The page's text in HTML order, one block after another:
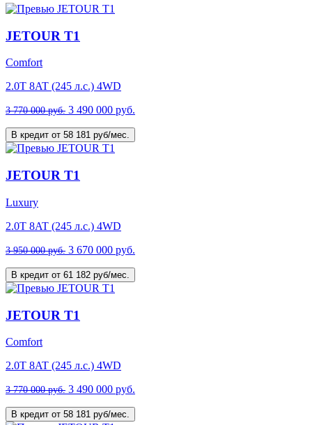
JETOUR T1
Comfort
2.0T 8AT (245 л.с.) 4WD
3 770 000 руб. 3 490 000 руб.
В кредит от 58 181 руб/мес.
JETOUR T1
Luxury
2.0T 8AT (245 л.с.) 4WD
3 950 000 руб. 3 670 000 руб.
В кредит от 61 182 руб/мес.
JETOUR T1
Comfort
2.0T 8AT (245 л.с.) 4WD
3 770 000 руб. 3 490 000 руб.
В кредит от 58 181 руб/мес.